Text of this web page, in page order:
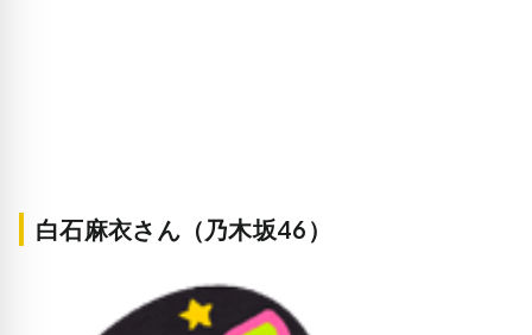
白石麻衣さん（乃木坂46）